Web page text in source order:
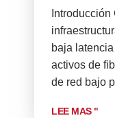
baja
activos de
de red bajo
LEE MAS "